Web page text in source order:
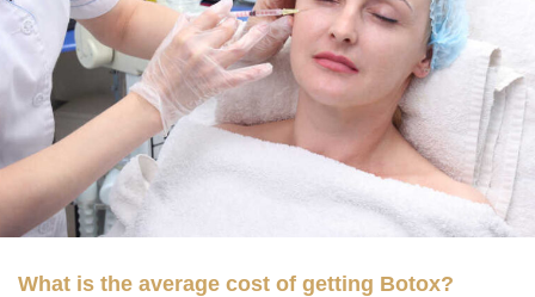
What is the average cost of getting Botox?